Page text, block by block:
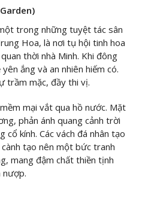
trong những tuyệt tác sân
Hoa, là nơi tụ hội tinh hoa
thời nhà Minh. Khi đông
ắng và an nhiên hiếm có.
trầm mặc, đầy thi vị.
mại vắt qua hồ nước. Mặt
phản ánh quang cảnh trời
cổ kính. Các vách đá nhân tạo
tạo nên một bức tranh
mang đậm chất thiền tịnh
nượp.